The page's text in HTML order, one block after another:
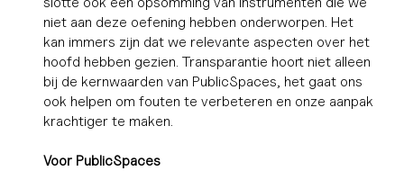
niet aan deze oefening hebben onderworpen. Het
kan immers zijn dat we relevante aspecten over het
hoofd hebben gezien. Transparantie hoort niet alleen
bij de kernwaarden van PublicSpaces, het gaat ons
ook helpen om fouten te verbeteren en onze aanpak
krachtiger te maken.
Voor PublicSpaces